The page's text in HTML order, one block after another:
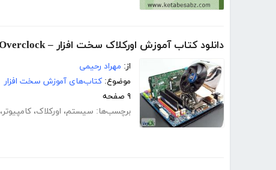
دانلود کتاب آموزش اورکلاک سخت افزار – Overclock
از: مهراد رحیمی
موضوع: کتاب‌های آموزش سخت افزار
۹ صفحه
برچسب‌ها: سیستم، اورکلاک، کامپیوتر،